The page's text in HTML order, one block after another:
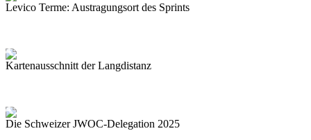
Levico Terme: Austragungsort des Sprints
Kartenausschnitt der Langdistanz
Die Schweizer JWOC-Delegation 2025